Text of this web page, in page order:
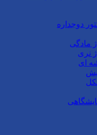
دوجداره
مادگی
نری
ای